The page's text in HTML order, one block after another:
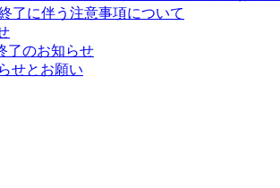
了に伴う注意事項について
了のお知らせ
せとお願い